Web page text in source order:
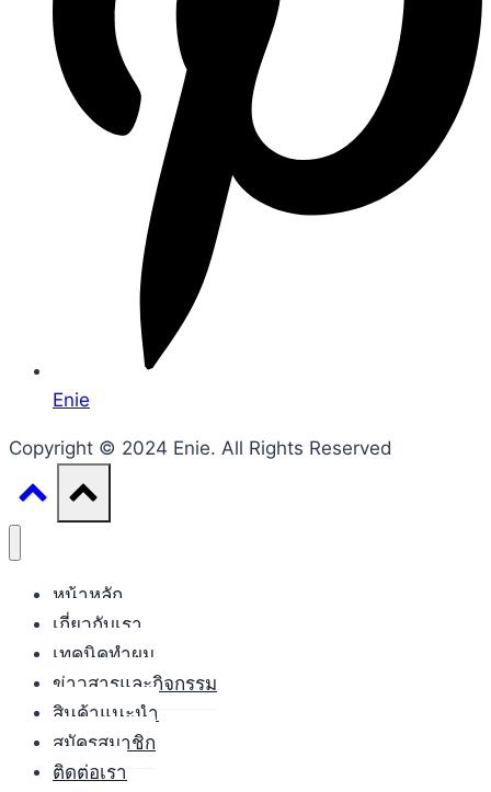
Enie
Copyright © 2024 Enie. All Rights Reserved
หน้าหลัก
เกี่ยวกับเรา
เทคนิคทำผม
ข่าวสารและกิจกรรม
สินค้าแนะนำ
สมัครสมาชิก
ติดต่อเรา